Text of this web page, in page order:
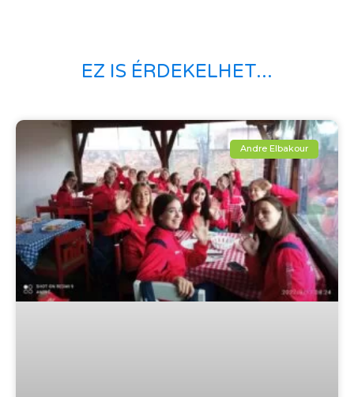
EZ IS ÉRDEKELHET...
Andre Elbakour